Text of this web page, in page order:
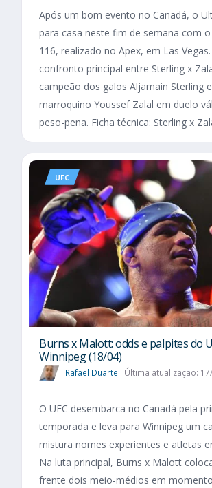
Após um bom evento no Canadá, o
para casa neste fim de semana com o
116, realizado no Apex, em Las
confronto principal entre Sterling x
campeão dos galos Aljamain Sterling
marroquino Youssef Zalal em duelo
peso-pena. Ficha técnica: Sterling x
UFC
Burns x Malott: odds e palpites do
Winnipeg (18/04)
Rafael Duarte Última atualização:
O UFC desembarca no Canadá pela
temporada e leva para Winnipeg um
mistura nomes experientes e atletas
Na luta principal, Burns x Malott
frente dois meio-médios em